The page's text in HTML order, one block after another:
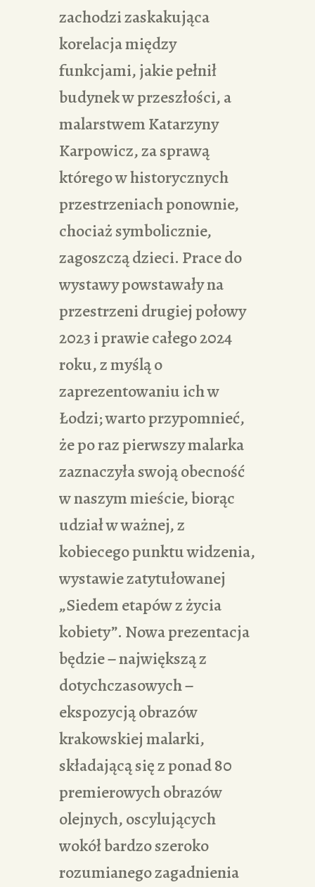
zachodzi zaskakująca
korelacja między
funkcjami, jakie pełnił
budynek w przeszłości, a
malarstwem Katarzyny
Karpowicz, za sprawą
którego w historycznych
przestrzeniach ponownie,
chociaż symbolicznie,
zagoszczą dzieci. Prace do
wystawy powstawały na
przestrzeni drugiej połowy
2023 i prawie całego 2024
roku, z myślą o
zaprezentowaniu ich w
Łodzi; warto przypomnieć,
że po raz pierwszy malarka
zaznaczyła swoją obecność
w naszym mieście, biorąc
udział w ważnej, z
kobiecego punktu widzenia,
wystawie zatytułowanej
„Siedem etapów z życia
kobiety”. Nowa prezentacja
będzie − największą z
dotychczasowych −
ekspozycją obrazów
krakowskiej malarki,
składającą się z ponad 80
premierowych obrazów
olejnych, oscylujących
wokół bardzo szeroko
rozumianego zagadnienia